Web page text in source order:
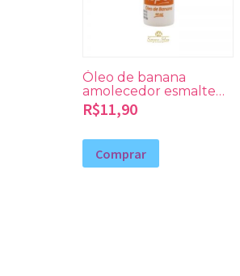
Óleo de banana
amolecedor esmalte
Repos 60ml
R$11,90
Comprar